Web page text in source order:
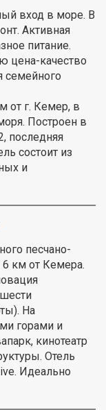
вход в море. В
Активная
питание.
цена-качество
семейного
от г. Кемер, в
Построен в
последняя
состоит из
и
песчано-
км от Кемера.
На
горами и
кинотеатр
Отель
Идеально